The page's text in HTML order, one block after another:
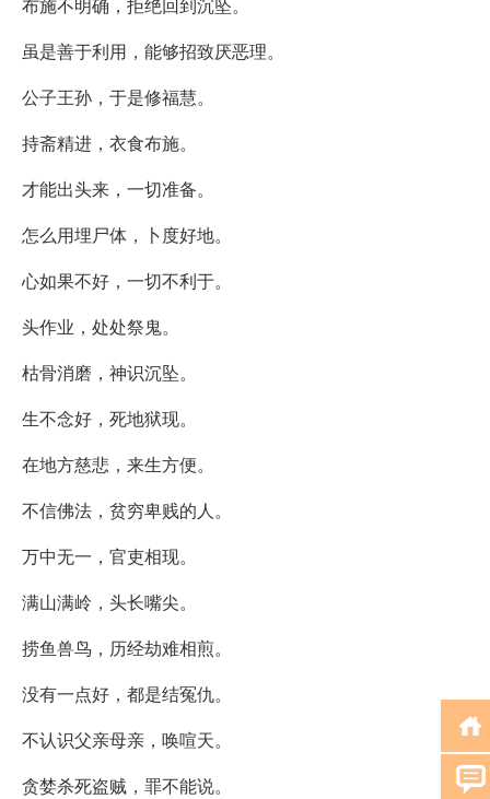
虽是善于利用，能够招致厌恶理。
公子王孙，于是修福慧。
持斋精进，衣食布施。
才能出头来，一切准备。
怎么用埋尸体，卜度好地。
心如果不好，一切不利于。
头作业，处处祭鬼。
枯骨消磨，神识沉坠。
生不念好，死地狱现。
在地方慈悲，来生方便。
不信佛法，贫穷卑贱的人。
万中无一，官吏相现。
满山满岭，头长嘴尖。
捞鱼兽鸟，历经劫难相煎。
没有一点好，都是结冤仇。
不认识父亲母亲，唤喧天。
贪婪杀死盗贼，罪不能说。